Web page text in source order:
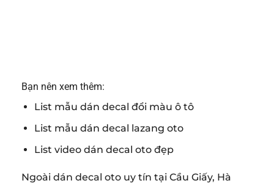
Bạn nên xem thêm:
List mẫu dán decal đổi màu ô tô
List mẫu dán decal lazang oto
List video dán decal oto đẹp
Ngoài dán decal oto uy tín tại Cầu Giấy, Hà